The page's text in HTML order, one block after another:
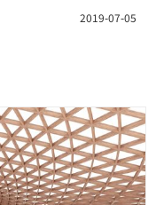
2019-07-05